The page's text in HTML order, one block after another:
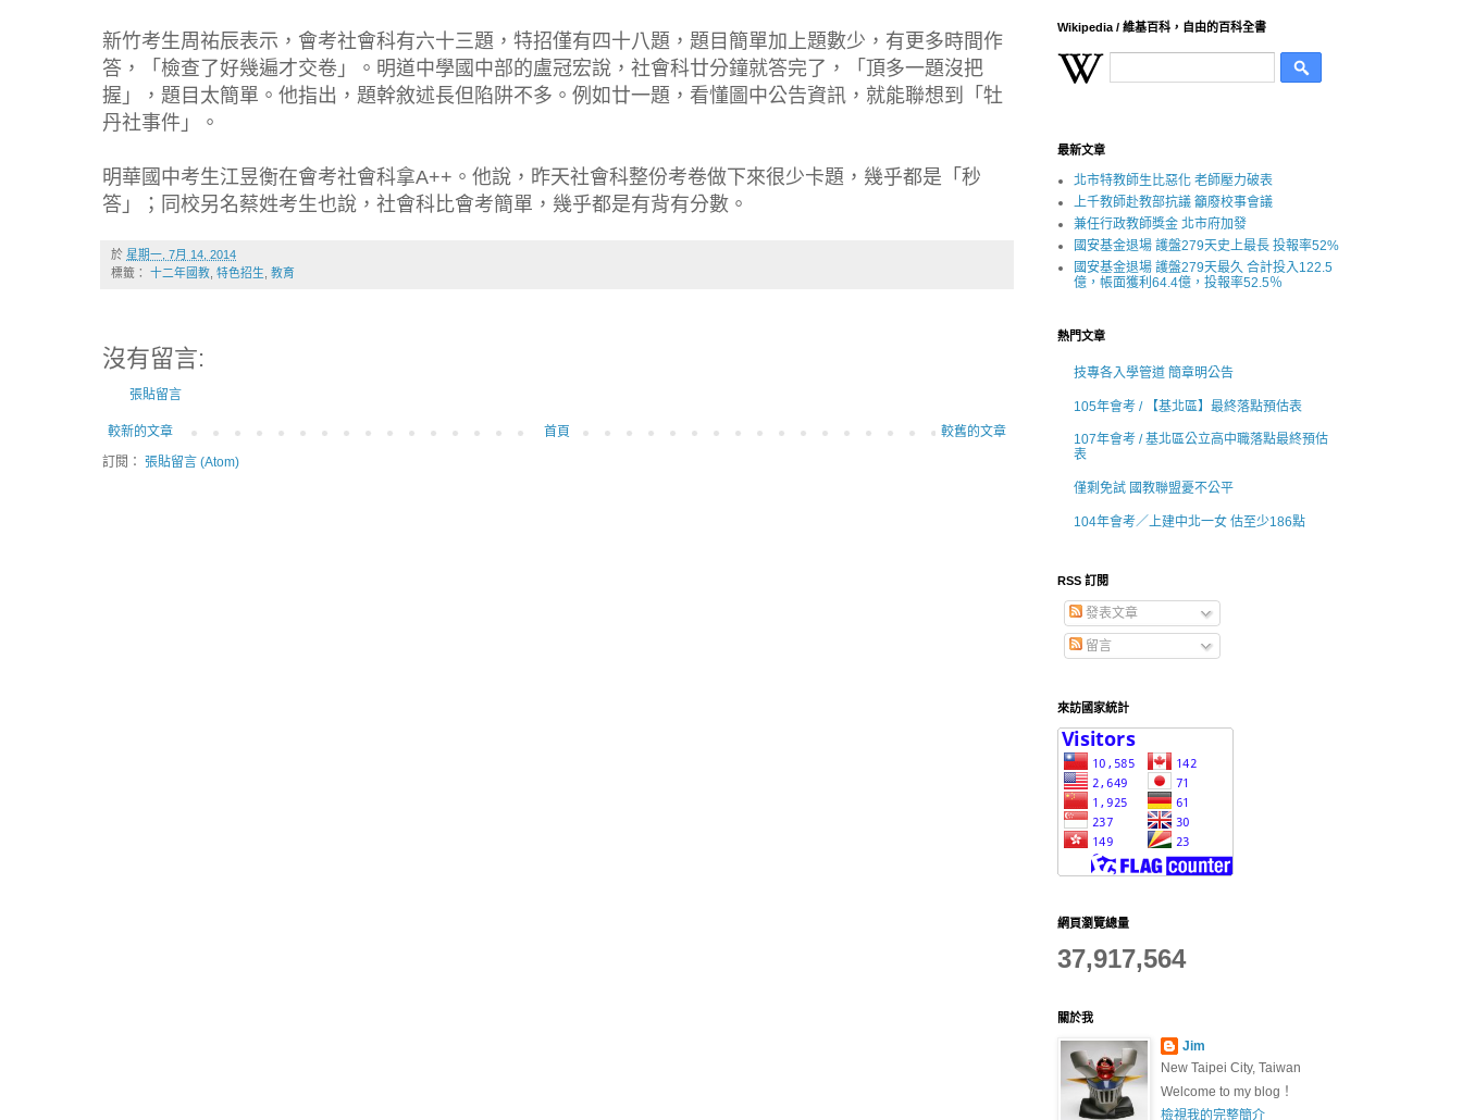
新竹考生周祐辰表示，會考社會科有六十三題，特招僅有四十八題，題目簡單加上題數少，有更多時間作
答，「檢查了好幾遍才交卷」。明道中學國中部的盧冠宏說，社會科廿分鐘就答完了，「頂多一題沒把
握」，題目太簡單。他指出，題幹敘述長但陷阱不多。例如廿一題，看懂圖中公告資訊，就能聯想到「牡
丹社事件」。
明華國中考生江昱衡在會考社會科拿A++。他說，昨天社會科整份考卷做下來很少卡題，幾乎都是「秒
答」；同校另名蔡姓考生也說，社會科比會考簡單，幾乎都是有背有分數。
於 星期一, 7月 14, 2014
標籤： 十二年國教 特色招生 教育
沒有留言:
張貼留言
較新的文章 較舊的文章
首頁
訂閱： 張貼留言 (Atom)
Wikipedia / 維基百科，自由的百科全書
最新文章
北市特教師生比惡化 老師壓力破表
上千教師赴教部抗議 籲廢校事會議
兼任行政教師獎金 北市府加發
國安基金退場 護盤279天史上最長 投報率52%
國安基金退場 護盤279天最久 合計投入122.5
億，帳面獲利64.4億，投報率52.5％
熱門文章
技專各入學管道 簡章明公告
105年會考 / 【基北區】最終落點預估表
107年會考 / 基北區公立高中職落點最終預估
表
僅剩免試 國教聯盟憂不公平
104年會考／上建中北一女 估至少186點
RSS 訂閱
發表文章
留言
來訪國家統計
網頁瀏覽總量
37,917,564
關於我
Jim
New Taipei City, Taiwan
Welcome to my blog！
檢視我的完整簡介